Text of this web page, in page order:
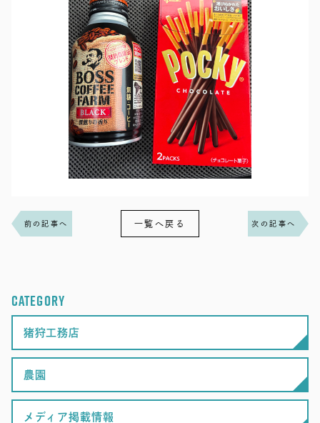
前の記事へ 一覧へ戻る 次の記事へ
CATEGORY
猪狩工務店
農園
メディア掲載情報